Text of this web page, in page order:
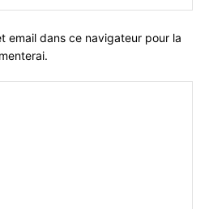
:*
email dans ce navigateur pour la